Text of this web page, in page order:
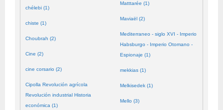
chélebi (1)
chiste (1)
Choubrah (2)
Cine (2)
cine corsario (2)
Cipolla Revolución agrícola
Revolución industrial Historia
económica (1)
Matttarée (1)
Maviaël (2)
Mediterraneo - siglo XVI - Imperio
Habsburgo - Imperio Otomano -
Espionaje (1)
mekkias (1)
Melkisedek (1)
Mello (3)